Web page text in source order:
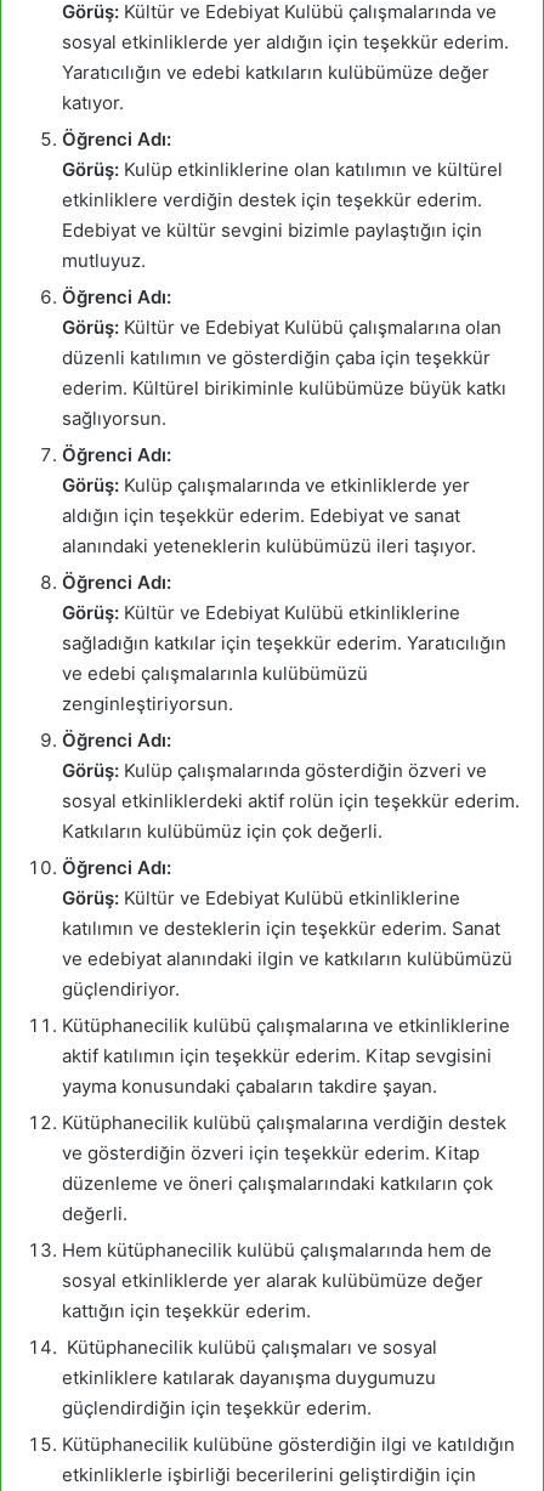
Görüş: Kültür ve Edebiyat Kulübü çalışmalarında ve
sosyal etkinliklerde yer aldığın için teşekkür ederim.
Yaratıcılığın ve edebi katkıların kulübümüze değer
katıyor.
Öğrenci Adı:
Görüş: Kulüp etkinliklerine olan katılımın ve kültürel
etkinliklere verdiğin destek için teşekkür ederim.
Edebiyat ve kültür sevgini bizimle paylaştığın için
mutluyuz.
Öğrenci Adı:
Görüş: Kültür ve Edebiyat Kulübü çalışmalarına olan
düzenli katılımın ve gösterdiğin çaba için teşekkür
ederim. Kültürel birikiminle kulübümüze büyük katkı
sağlıyorsun.
Öğrenci Adı:
Görüş: Kulüp çalışmalarında ve etkinliklerde yer
aldığın için teşekkür ederim. Edebiyat ve sanat
alanındaki yeteneklerin kulübümüzü ileri taşıyor.
Öğrenci Adı:
Görüş: Kültür ve Edebiyat Kulübü etkinliklerine
sağladığın katkılar için teşekkür ederim. Yaratıcılığın
ve edebi çalışmalarınla kulübümüzü
zenginleştiriyorsun.
Öğrenci Adı:
Görüş: Kulüp çalışmalarında gösterdiğin özveri ve
sosyal etkinliklerdeki aktif rolün için teşekkür ederim.
Katkıların kulübümüz için çok değerli.
Öğrenci Adı:
Görüş: Kültür ve Edebiyat Kulübü etkinliklerine
katılımın ve desteklerin için teşekkür ederim. Sanat
ve edebiyat alanındaki ilgin ve katkıların kulübümüzü
güçlendiriyor.
Kütüphanecilik kulübü çalışmalarına ve etkinliklerine
aktif katılımın için teşekkür ederim. Kitap sevgisini
yayma konusundaki çabaların takdire şayan.
Kütüphanecilik kulübü çalışmalarına verdiğin destek
ve gösterdiğin özveri için teşekkür ederim. Kitap
düzenleme ve öneri çalışmalarındaki katkıların çok
değerli.
Hem kütüphanecilik kulübü çalışmalarında hem de
sosyal etkinliklerde yer alarak kulübümüze değer
kattığın için teşekkür ederim.
Kütüphanecilik kulübü çalışmaları ve sosyal
etkinliklere katılarak dayanışma duygumuzu
güçlendirdiğin için teşekkür ederim.
Kütüphanecilik kulübüne gösterdiğin ilgi ve katıldığın
etkinliklerle işbirliği becerilerini geliştirdiğin için